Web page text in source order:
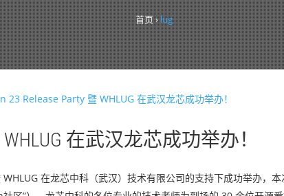
首页› lug
WHLUG 在武汉龙芯成功举办！
在龙芯中科（武汉）技术有限公司的支持下成功举办，